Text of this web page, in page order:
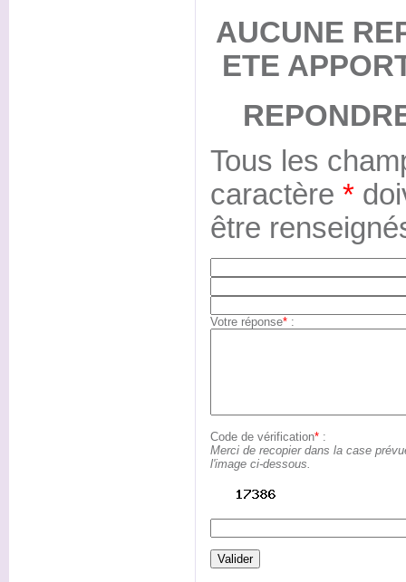
AUCUNE
ETE
Tous les
caractère *
être
Votre réponse*:
Code de vérification*:
Merci de recopier dans la case
l'image ci-dessous.